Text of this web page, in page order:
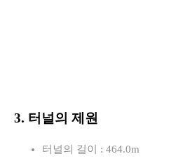
3. 터널의 제원
터널의 길이 : 464.0m